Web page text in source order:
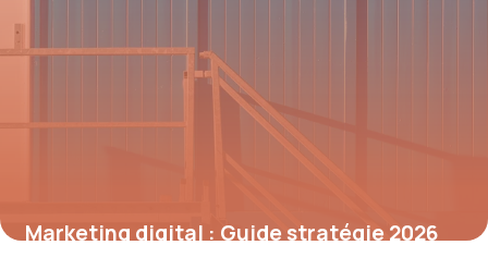
Marketing digital : Guide stratégie 2026